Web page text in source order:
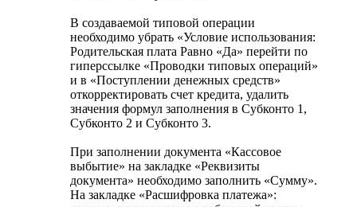
В создаваемой типовой операции
необходимо убрать «Условие использования:
Родительская плата Равно «Да» перейти по
гиперссылке «Проводки типовых операций»
и в «Поступлении денежных средств»
откорректировать счет кредита, удалить
значения формул заполнения в Субконто 1,
Субконто 2 и Субконто 3.
При заполнении документа «Кассовое
выбытие» на закладке «Реквизиты
документа» необходимо заполнить «Сумму».
На закладке «Расшифровка платежа»: